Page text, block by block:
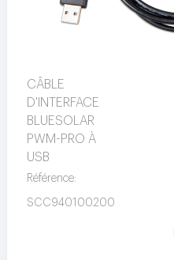
CÂBLE
D'INTERFACE
BLUESOLAR
PWM-PRO À
USB
Référence:
SCC940100200